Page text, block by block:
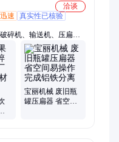
洽谈
速
真实性已核验
碎机、输送机、压扁
升机、粉碎机、上料机、
、花岗岩、河
建筑垃圾、重型复合、轮
宝丽机械 废旧瓶
罐压扁器 省空间